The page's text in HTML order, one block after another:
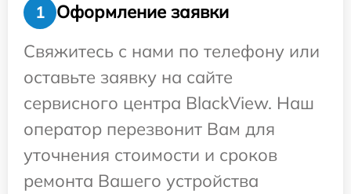
1
Оформление заявки
Свяжитесь с нами по телефону или
оставьте заявку на сайте
сервисного центра BlackView. Наш
оператор перезвонит Вам для
уточнения стоимости и сроков
ремонта Вашего устройства